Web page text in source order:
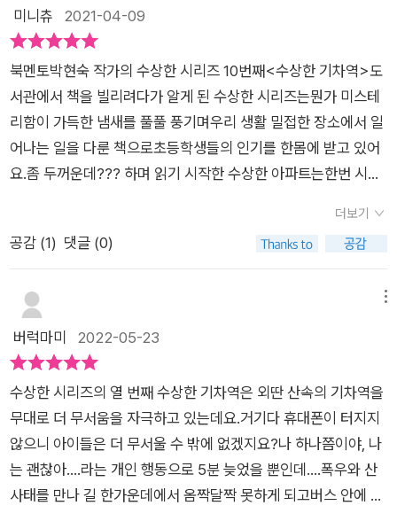
한’ ㅋㅋㅋㅋㅋ똥을 발견하고 왈가왈부 말들이 많아집니다.그런
데 아뿔싸!기다리고 있던 기차마저도기차 터널 앞에 흙더미가 무
너져점검 후 출발해야 하는 관계로다음 날 아침에야 올 수 있다는
소식을 듣게 되는데요.그야말로 가는 날이 장날이고, 머피의 법칙
이 무지막지하게 겹치는 날이었던 거죠. 하지만 민종이가 결국
또 사고를 유발하고 마는데요.민종이 형이 유명 유튜버인데 특이
한 사진이나 동영상을 찍어 보내주면치킨도 쏘고 유튜브 출연도
야 하는 기사님의 강력한 만류에도 불구하고, 아이들은 화장실을
간다는 핑계로수시로 버스 안과 솜돌역을 들락거리게 됩니다.심
지어 책임감이 강한 주인공, 여진이마저단짝 친구 미지의 꾐에 빠
져 사진을 찍고 왔을 정도니까요. 아직은 모든 게 원칙주의인 저
희 아이가이런 언니 오빠들을 도저히 이해할 수 없다며본인은 이
아나지 않을 거라고 호언장담을 했는데요.하지만 막상 닥치면 아
이들이 아직 어려서 호기심이 이성을 이기기도 할 테고,무엇보다
유튜브가 또 아이들을 현혹하는 결정적 요소가 된 걸 테죠.저희
아이는 아직 그런 걸 잘 모르니이렇게나 큰소리를 치는 걸 테고
요. 저도 가끔 SNS를 하긴 하는데요.하지만 일상의 일과를 올리
서 어떤 위험한 일이 벌어질지 몰라 버스 안에 머무르기로 한 여
진이 일행. 그런데 아이들이 하나둘씩 약속을 어기기 시작해요.
지요. 그런데 그날 밤 정말로 치킨을 준다던 민종이가 사라지게
돼 버리네요.과연 어떤 일이 생긴 것일까요??​' 나 하나쯤이야 괜
찮겠지 하는 마음은 절대 먹어서도는 안 돼요.한창 바이러스가 출
몰할 때도 그랬지만 함께 모이지 말래도 꼭 모이는 사람들...여행
을 다니지 말래도 여행을 꼭 다니는 사람들...마스크를 제대로 쓰
라고 해도 코를 내놓고 다니는 사람들..나는 면역력 최강이라 절
대 바이러스에 감염되지 않는다.안일하게 생각하는 사람들까
스크 생활에 익숙해져이제는 사람들끼리 조심히 하면서 여행도
다니고학생들은 학교 생활을 하고 있지요.하지만, 여전히 코로나
가 확산되고 있는 추세라서로서로 조심해야 하지만,유명한 브런
치 카페나 맛집에는 여전히 줄을 서면서 바글바글하다고 하네요.​
여기 수상한 기차역에서도..나 하나쯤이란 이기적인 생각을 가진
아이로 인해 벌어지면서공동체에서 알아야 할 예의와 규칙을 배
워야하지 않을까요??** 도서만 제공받고 주관적으로 작성한 후
기입니다**
미니츄 2021-04-09
북멘토박현숙 작가의 수상한 시리즈 10번째<수상한 기차역>도
서관에서 책을 빌리려다가 알게 된 수상한 시리즈는뭔가 미스테
리함이 가득한 냄새를 풀풀 풍기며우리 생활 밀접한 장소에서 일
어나는 일을 다룬 책으로초등학생들의 인기를 한몸에 받고 있어
요.좀 두꺼운데??? 하며 읽기 시작한 수상한 아파트는한번 시작
에 받았어요.박현숙 작가의 책을 찾아보니 수상한 시리즈가 벌써
10권이나 출간되어 있더라구요.아직 다는 못 읽었지만 한권씩 읽
어나가고 있어요.오늘은 10번째 이야기 최신간 수상한 기차역을
읽어 보았습니다.학교에서 단체로 박물관 견학을 온 날날이 흐렸
어요.빗줄기가 굵어지기 시작하자 견학을 빨리 마치고출발하려
했는데 사진찍기가 취미인 민종이가 늦게 오는 바람에버스는 늦
산 아래 내려가 계셨기 때문에차 안에는 셔틀버스 기사님과 아이
들 10명 뿐이었어요.그런데 갑자기 내린 비에 산사태가 나서 길
이 막히고아이들은 오도가도 못하는 신세가 되었어요.뭔가 있을
법한 일이라 더욱 몰입해서 읽게 되는 수상한 시리즈 입니다.전화
도 잘 안터지는 곳에서 차를 돌려 선생님의 말씀대로수상한 기차
더보기
공감 (1) 댓글 (0)
버럭마미 2022-05-23
수상한 시리즈의 열 번째 수상한 기차역은 외딴 산속의 기차역을
무대로 더 무서움을 자극하고 있는데요.거기다 휴대폰이 터지지
않으니 아이들은 더 무서울 수 밖에 없겠지요?나 하나쯤이야, 나
는 괜찮아....라는 개인 행동으로 5분 늦었을 뿐인데....폭우와 산
사태를 만나 길 한가운데에서 옴짝달짝 못하게 되고버스 안에 남